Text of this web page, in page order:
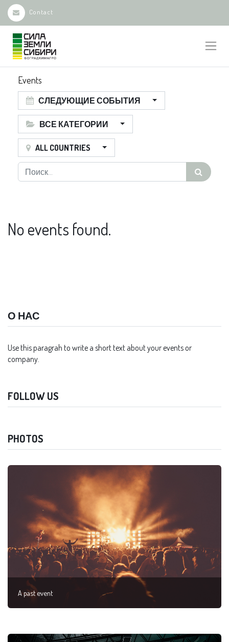
Contact
Events
СЛЕДУЮЩИЕ СОБЫТИЯ
ВСЕ КАТЕГОРИИ
ALL COUNTRIES
No events found.
О НАС
Use this paragrah to write a short text about your events or
company.
FOLLOW US
PHOTOS
A past event